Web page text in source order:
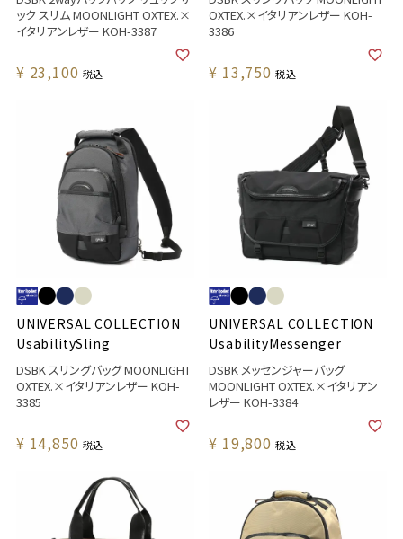
ック スリム MOONLIGHT OXTEX.×
イタリアンレザー KOH-3387
¥ 23,100 税込
OXTEX.×イタリアンレザー KOH-
3386
¥ 13,750 税込
UNIVERSAL COLLECTION
UsabilitySling
DSBK スリングバッグ MOONLIGHT
OXTEX.×イタリアンレザー KOH-
3385
¥ 14,850 税込
UNIVERSAL COLLECTION
UsabilityMessenger
DSBK メッセンジャーバッグ
MOONLIGHT OXTEX.×イタリアン
レザー KOH-3384
¥ 19,800 税込